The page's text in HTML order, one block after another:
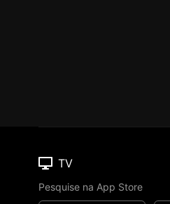
TV
Pesquise na App Store